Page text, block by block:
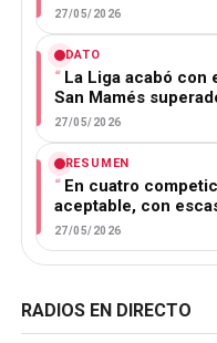
27/05/2026
DATO
La Liga acabó con
San Mamés
27/05/2026
RESUMEN
En cuatro
aceptable, con
27/05/2026
RADIOS EN DIRECTO